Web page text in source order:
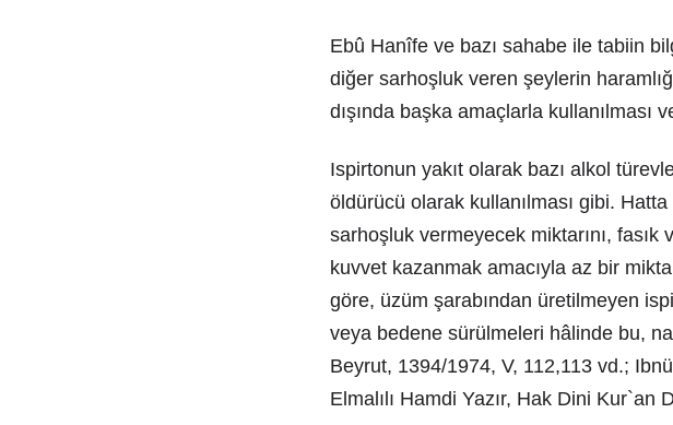
Ebû Hanîfe ve bazı sahabe ile tabiin
diğer sarhoşluk veren şeylerin
dışında başka amaçlarla kullanılması
Ispirtonun yakıt olarak bazı alkol
öldürücü olarak kullanılması gibi.
sarhoşluk vermeyecek miktarını, fasık
kuvvet kazanmak amacıyla az bir
göre, üzüm şarabından üretilmeyen
veya bedene sürülmeleri hâlinde bu,
Beyrut, 1394/1974, V, 112,113 vd.;
Elmalılı Hamdi Yazır, Hak Dini